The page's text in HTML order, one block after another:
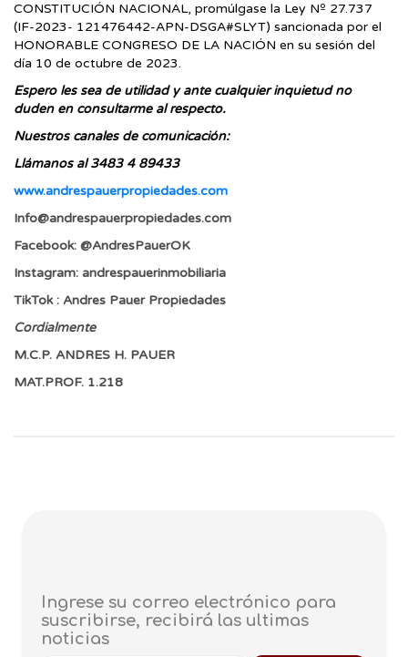
CONSTITUCIÓN NACIONAL, promúlgase la Ley Nº 27.737
(IF-2023- 121476442-APN-DSGA#SLYT) sancionada por el
HONORABLE CONGRESO DE LA NACIÓN en su sesión del
día 10 de octubre de 2023.
Espero les sea de utilidad y ante cualquier inquietud no
duden en consultarme al respecto.
Nuestros canales de comunicación:
Llámanos al 3483 4 89433
www.andrespauerpropiedades.com
Info@andrespauerpropiedades.com
Facebook: @AndresPauerOK
Instagram: andrespauerinmobiliaria
TikTok : Andres Pauer Propiedades
Cordialmente
M.C.P. ANDRES H. PAUER
MAT.PROF. 1.218
Ingrese su correo electrónico para
suscribirse, recibirá las ultimas
noticias